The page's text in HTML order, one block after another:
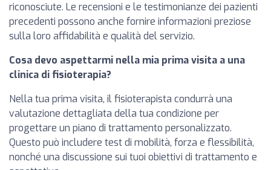
riconosciute. Le recensioni e le testimonianze dei pazienti
precedenti possono anche fornire informazioni preziose
sulla loro affidabilità e qualità del servizio.
Cosa devo aspettarmi nella mia prima visita a una
clinica di fisioterapia?
Nella tua prima visita, il fisioterapista condurrà una
valutazione dettagliata della tua condizione per
progettare un piano di trattamento personalizzato.
Questo può includere test di mobilità, forza e flessibilità,
nonché una discussione sui tuoi obiettivi di trattamento e